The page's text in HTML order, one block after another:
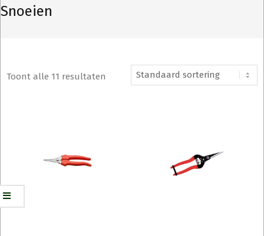
Snoeien
Toont alle 11 resultaten